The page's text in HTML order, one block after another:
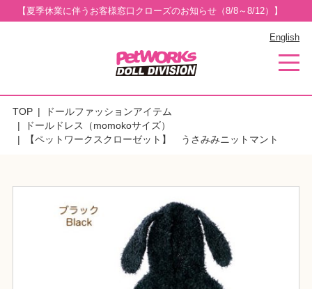
【夏季休業に伴うお客様窓口クローズのお知らせ（8/8～8/12）】
English
TOP
ドールファッションアイテム
ドールドレス（momokoサイズ）
【ペットワークスクローゼット】 うさみみニットマント